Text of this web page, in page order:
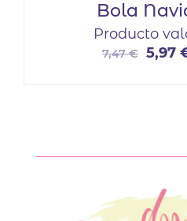
Bola
Producto
7,47€ El
5,97